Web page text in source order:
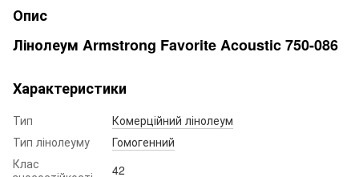
Опис
Лінолеум Armstrong Favorite Acoustic 750-086
Характеристики
Тип
Комерційний лінолеум
Тип лінолеуму
Гомогенний
Клас
42